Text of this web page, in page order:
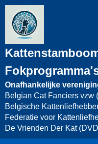
Onafhankelijke
Belgian Cat Fanciers vzw
Belgische
Federatie voor
De Vrienden Der Kat